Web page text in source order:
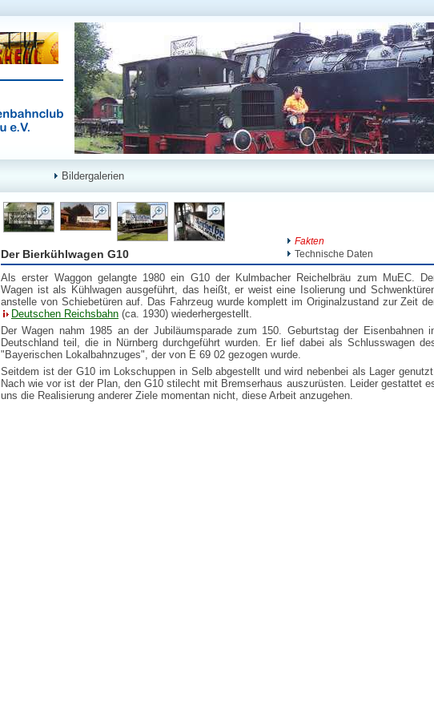
Bildergalerien
Fakten
Technische Daten
Der Bierkühlwagen G10
Als erster Waggon gelangte 1980 ein G10 der Kulmbacher Reichelbräu zum MuEC.
Wagen ist als Kühlwagen ausgeführt, das heißt, er weist eine Isolierung und
anstelle von Schiebetüren auf. Das Fahrzeug wurde komplett im Originalzustand zur Zeit
Deutschen Reichsbahn (ca. 1930) wiederhergestellt.
Der Wagen nahm 1985 an der Jubiläumsparade zum 150. Geburtstag der Eisenbahnen
Deutschland teil, die in Nürnberg durchgeführt wurden. Er lief dabei als Schlusswagen
"Bayerischen Lokalbahnzuges", der von E 69 02 gezogen wurde.
Seitdem ist der G10 im Lokschuppen in Selb abgestellt und wird nebenbei als Lager
Nach wie vor ist der Plan, den G10 stilecht mit Bremserhaus auszurüsten. Leider gestattet
uns die Realisierung anderer Ziele momentan nicht, diese Arbeit anzugehen.